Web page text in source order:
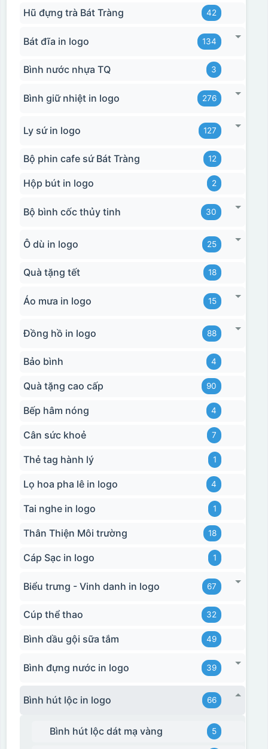
Kiểu hộp:
đây là kiểu hộp quay xách lót lụa chỉ khác là thêm quai
Hũ đựng trà Bát Tràng 42
Bát đĩa in logo 134
Bình nước nhựa TQ 3
Bình giữ nhiệt in logo 276
Ly sứ in logo 127
Bộ phin cafe sứ Bát Tràng 12
Hộp bút in logo 2
Bộ bình cốc thủy tinh 30
Ô dù in logo 25
Quà tặng tết 18
Áo mưa in logo 15
Đồng hồ in logo 88
Bảo bình 4
Quà tặng cao cấp 90
Bếp hâm nóng 4
Cân sức khoẻ 7
Thẻ tag hành lý 1
Lọ hoa pha lê in logo 4
Tai nghe in logo 1
Thân Thiện Môi trường 18
Cáp Sạc in logo 1
Biểu trưng - Vinh danh in logo 67
Cúp thể thao 32
Bình dầu gội sữa tắm 49
Bình đựng nước in logo 39
Bình hút lộc in logo 66
Bình hút lộc dát mạ vàng 5